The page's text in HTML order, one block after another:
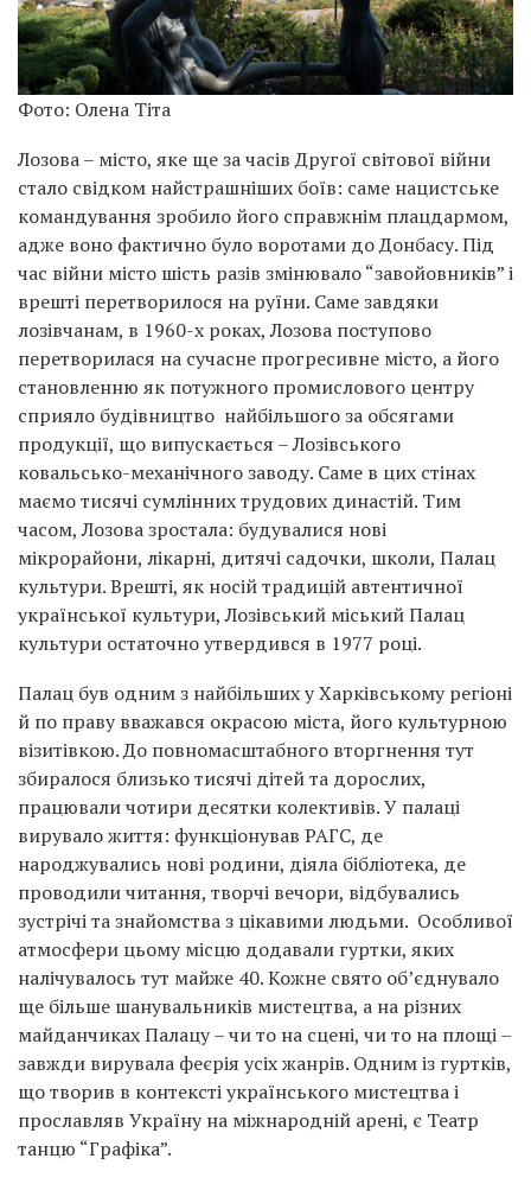
Фото: Олена Тіта
Лозова – місто, яке ще за часів Другої світової війни
стало свідком найстрашніших боїв: саме нацистське
командування зробило його справжнім плацдармом,
адже воно фактично було воротами до Донбасу. Під
час війни місто шість разів змінювало “завойовників” і
врешті перетворилося на руїни. Саме завдяки
лозівчанам, в 1960-х роках, Лозова поступово
перетворилася на сучасне прогресивне місто, а його
становленню як потужного промислового центру
сприяло будівництво найбільшого за обсягами
продукції, що випускається – Лозівського
ковальсько-механічного заводу. Саме в цих стінах
маємо тисячі сумлінних трудових династій. Тим
часом, Лозова зростала: будувалися нові
мікрорайони, лікарні, дитячі садочки, школи, Палац
культури. Врешті, як носій традицій автентичної
української культури, Лозівський міський Палац
культури остаточно утвердився в 1977 році.
Палац був одним з найбільших у Харківському регіоні
й по праву вважався окрасою міста, його культурною
візитівкою. До повномасштабного вторгнення тут
збиралося близько тисячі дітей та дорослих,
працювали чотири десятки колективів. У палаці
вирувало життя: функціонував РАГС, де
народжувались нові родини, діяла бібліотека, де
проводили читання, творчі вечори, відбувались
зустрічі та знайомства з цікавими людьми. Особливої
атмосфери цьому місцю додавали гуртки, яких
налічувалось тут майже 40. Кожне свято об’єднувало
ще більше шанувальників мистецтва, а на різних
майданчиках Палацу – чи то на сцені, чи то на площі –
завжди вирувала феєрія усіх жанрів. Одним із гуртків,
що творив в контексті українського мистецтва і
прославляв Україну на міжнародній арені, є Театр
танцю “Графіка”.